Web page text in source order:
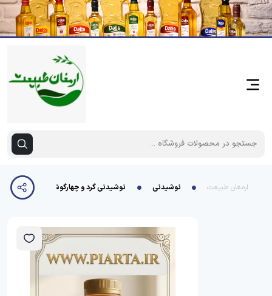
ارمغان طبیعت نوشیدنی نوشیدنی گرد و چهارگوش انبه ساحل خزر